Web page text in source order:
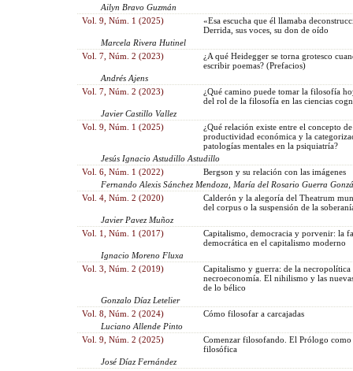
Ailyn Bravo Guzmán
Vol. 9, Núm. 1 (2025)
«Esa escucha que él llamaba
Derrida, sus voces, su don de oído
Marcela Rivera Hutinel
Vol. 7, Núm. 2 (2023)
¿A qué Heidegger se torna grotesco
escribir poemas? (Prefacios)
Andrés Ajens
Vol. 7, Núm. 2 (2023)
¿Qué camino puede tomar la filosofía
del rol de la filosofía en las ciencias
Javier Castillo Vallez
Vol. 9, Núm. 1 (2025)
¿Qué relación existe entre el concepto de
productividad económica y la
patologías mentales en la psiquiatría?
Jesús Ignacio Astudillo Astudillo
Vol. 6, Núm. 1 (2022)
Bergson y su relación con las imágenes
Fernando Alexis Sánchez Mendoza, María del Rosario Guerra
Vol. 4, Núm. 2 (2020)
Calderón y la alegoría del Theatrum
del corpus o la suspensión de la
Javier Pavez Muñoz
Vol. 1, Núm. 1 (2017)
Capitalismo, democracia y porvenir: la
democrática en el capitalismo moderno
Ignacio Moreno Fluxa
Vol. 3, Núm. 2 (2019)
Capitalismo y guerra: de la necropolítica
necroeconomía. El nihilismo y las
de lo bélico
Gonzalo Díaz Letelier
Vol. 8, Núm. 2 (2024)
Cómo filosofar a carcajadas
Luciano Allende Pinto
Vol. 9, Núm. 2 (2025)
Comenzar filosofando. El Prólogo como
filosófica
José Díaz Fernández